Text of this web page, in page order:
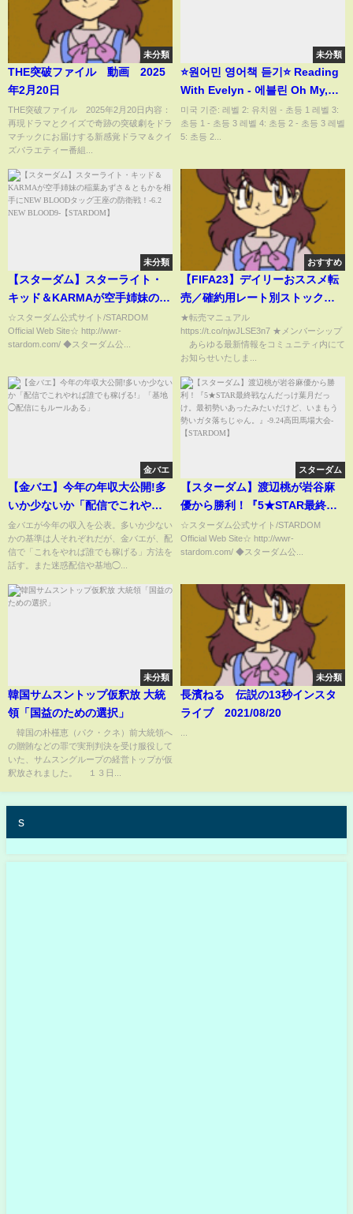
未分類
THE突破ファイル 動画 2025
年2月20日
THE突破ファイル 2025年2月20日内容：
再現ドラマとクイズで奇跡の突破劇をドラ
マチックにお届けする新感覚ドラマ＆クイ
ズバラエティー番組...
未分類
⭐️원어민 영어책 듣기⭐️ Reading
With Evelyn - 에블린 Oh My,
Pumpkin Pie! 원어민이 읽어주
는 동화 | 레벨 2 기초? | 들으면서
공부하기
미국 기준: 레벨 2: 유치원 - 초등 1 레벨 3:
초등 1 - 초등 3 레벨 4: 초등 2 - 초등 3 레벨
5: 초등 2...
未分類
【スターダム】スターライト・
キッド＆KARMAが空手姉妹の稲
葉あずさ＆ともかを相手にNEW
BLOODタッグ王座の防衛
戦！-6.2 NEW BLOOD9-
☆スターダム公式サイト/STARDOM
Official Web Site☆ http://wwr-
stardom.com/ ◆スターダム公...
おすすめ
【FIFA23】デイリーおススメ転
売／確約用レート別ストック！
仕込みラインもご紹介！
【FUT】
★転売マニュアル
https://t.co/njwJLSE3n7 ★メンバーシップ
あらゆる最新情報をコミュニティ内にて
お知らせいたしま...
金バエ
【金バエ】今年の年収大公開!多
いか少ないか「配信でこれやれ
ば誰でも稼げる!」「基地◯配信
にもルールある」
金バエが今年の収入を公表。多いか少ない
かの基準は人それぞれだが、金バエが、配
信で「これをやれば誰でも稼げる」方法を
話す。また迷惑配信や基地◯...
スターダム
【スターダム】渡辺桃が岩谷麻
優から勝利！『5★STAR最終戦
なんだっけ葉月だっけ。最初勢
いあったみたいだけど、いまも
う勢いガタ落ちじゃん。』-9.24
☆スターダム公式サイト/STARDOM
Official Web Site☆ http://wwr-
stardom.com/ ◆スターダム公...
未分類
韓国サムスントップ仮釈放 大統
領「国益のための選択」
韓国の朴槿恵（パク・クネ）前大統領へ
の贈賄などの罪で実刑判決を受け服役して
いた、サムスングループの経営トップが仮
釈放されました。 １３日...
未分類
長濱ねる 伝説の13秒インスタ
ライブ 2021/08/20
s